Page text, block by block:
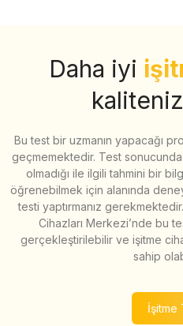
Daha iyi
Bu test bir uzmanın yapacağı
geçmemektedir. Test sonucunda
olmadığı ile ilgili tahmini bir
öğrenebilmek için alanında
testi yaptırmanız
Cihazları Merkezi’nde bu
gerçekleştirilebilir ve işitme
sahip
İşitme